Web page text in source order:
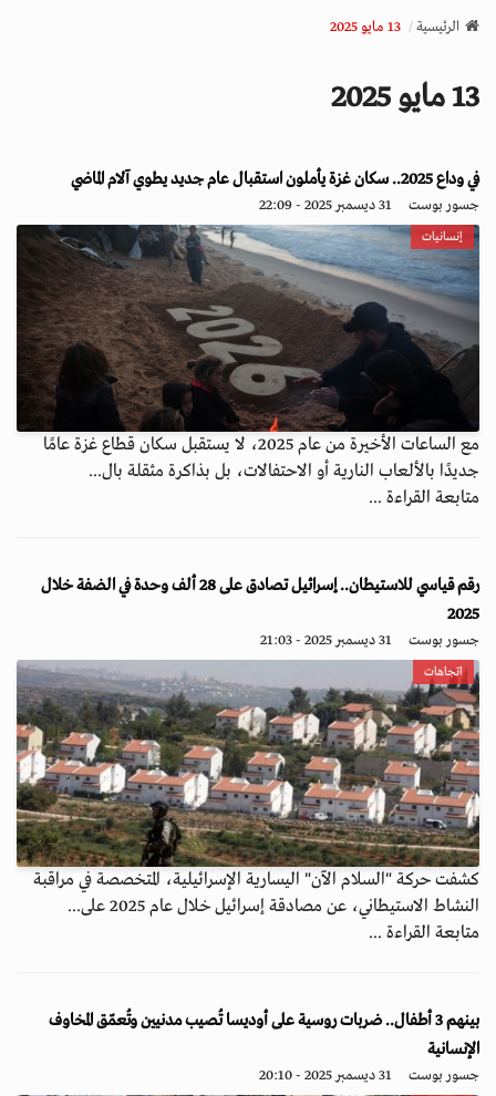
v
a
o
n
الرئيسية 13 مايو 2025
13 مايو 2025
في وداع 2025.. سكان غزة يأملون استقبال عام جديد يطوي آلام الماضي
جسور بوست 31 ديسمبر 2025 - 22:09
إنسانيات
مع الساعات الأخيرة من عام 2025، لا يستقبل سكان قطاع غزة عامًا
جديدًا بالألعاب النارية أو الاحتفالات، بل بذاكرة مثقلة بال...
متابعة القراءة ...
رقم قياسي للاستيطان.. إسرائيل تصادق على 28 ألف وحدة في الضفة خلال
2025
جسور بوست 31 ديسمبر 2025 - 21:03
اتجاهات
كشفت حركة "السلام الآن" اليسارية الإسرائيلية، المتخصصة في مراقبة
النشاط الاستيطاني، عن مصادقة إسرائيل خلال عام 2025 على...
متابعة القراءة ...
بينهم 3 أطفال.. ضربات روسية على أوديسا تُصيب مدنيين وتُعمّق المخاوف
الإنسانية
جسور بوست 31 ديسمبر 2025 - 20:10